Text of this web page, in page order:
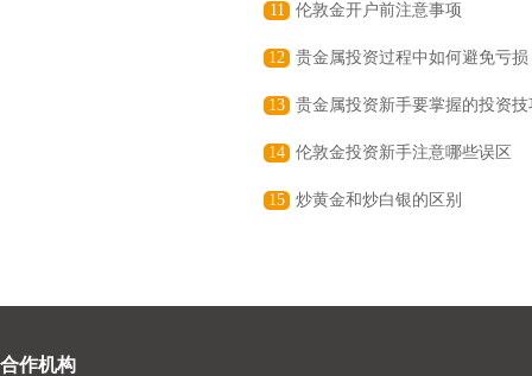
11 伦敦金开户前注意事项
12 贵金属投资过程中如何避免亏损
13 贵金属投资新手要掌握的投资技
14 伦敦金投资新手注意哪些误区
15 炒黄金和炒白银的区别
合作机构